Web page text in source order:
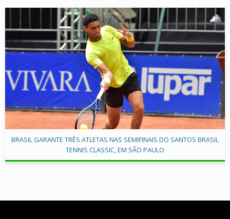
BRASIL GARANTE TRÊS ATLETAS NAS SEMIFINAIS DO SANTOS BRASIL
TENNIS CLASSIC, EM SÃO PAULO